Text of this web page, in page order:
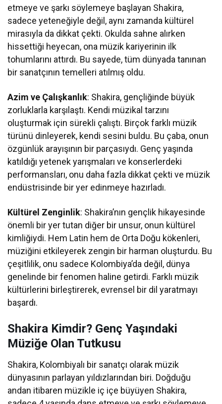
etmeye ve şarkı söylemeye başlayan Shakira,
sadece yeteneğiyle değil, aynı zamanda kültürel
mirasıyla da dikkat çekti. Okulda sahne alırken
hissettiği heyecan, ona müzik kariyerinin ilk
tohumlarını attırdı. Bu sayede, tüm dünyada tanınan
bir sanatçının temelleri atılmış oldu.
Azim ve Çalışkanlık: Shakira, gençliğinde büyük
zorluklarla karşılaştı. Kendi müzikal tarzını
oluşturmak için sürekli çalıştı. Birçok farklı müzik
türünü dinleyerek, kendi sesini buldu. Bu çaba, onun
özgünlük arayışının bir parçasıydı. Genç yaşında
katıldığı yetenek yarışmaları ve konserlerdeki
performansları, onu daha fazla dikkat çekti ve müzik
endüstrisinde bir yer edinmeye hazırladı.
Kültürel Zenginlik: Shakira’nın gençlik hikayesinde
önemli bir yer tutan diğer bir unsur, onun kültürel
kimliğiydi. Hem Latin hem de Orta Doğu kökenleri,
müziğini etkileyerek zengin bir harman oluşturdu. Bu
çeşitlilik, onu sadece Kolombiya’da değil, dünya
genelinde bir fenomen haline getirdi. Farklı müzik
kültürlerini birleştirerek, evrensel bir dil yaratmayı
başardı.
Shakira Kimdir? Genç Yaşındaki
Müziğe Olan Tutkusu
Shakira, Kolombiyalı bir sanatçı olarak müzik
dünyasının parlayan yıldızlarından biri. Doğduğu
andan itibaren müzikle iç içe büyüyen Shakira,